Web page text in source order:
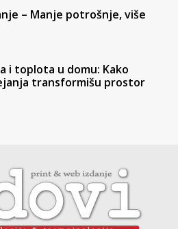
– Manje potrošnje, više
i toplota u domu: Kako
transformišu prostor